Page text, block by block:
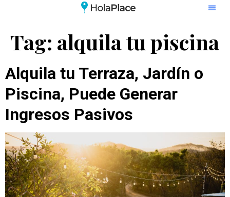
Tag: alquila tu piscina
Alquila tu Terraza, Jardín o
Piscina, Puede Generar
Ingresos Pasivos